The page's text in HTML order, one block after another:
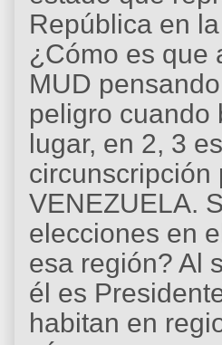
República en
¿Cómo es que
MUD
peligro cuando
lugar, en 2, 3
circunscripción
VENEZUELA.
elecciones en
esa región? Al
él es
habitan en